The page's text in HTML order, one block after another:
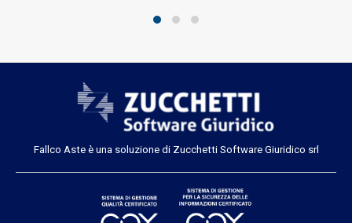
Fallco Aste è una soluzione di Zucchetti Software Giuridico srl